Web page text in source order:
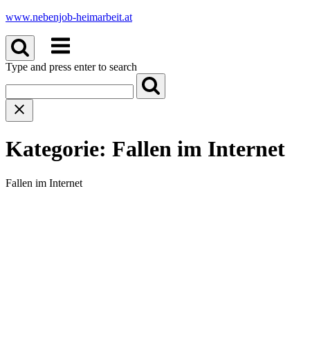
Skip
content
www.nebenjob-heimarbeit.at
Menu
Type and press enter to search
Kategorie: Fallen im Internet
Fallen im Internet